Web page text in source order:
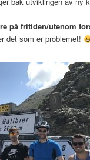
på fritiden/utenom
det som er problemet!